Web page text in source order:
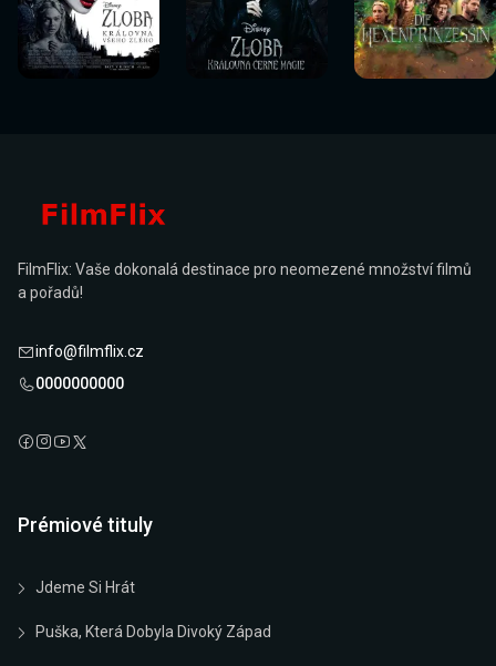
Sledovat
nyní
Sledovat
nyní
Sledovat
nyní
Sledovat
nyní
Sledovat
nyní
Sledovat
nyní
FilmFlix: Vaše dokonalá destinace pro neomezené množství filmů
a pořadů!
info@filmflix.cz
0000000000
Prémiové tituly
Jdeme Si Hrát
Puška, Která Dobyla Divoký Západ